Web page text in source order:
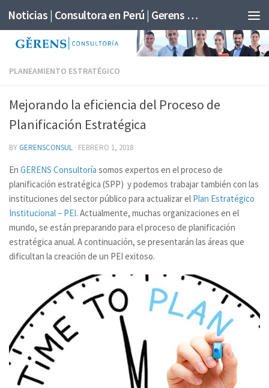
Noticias | Consultora en Perú | Gerens Consultoría
PLANEAMIENTO ESTRATÉGICO
Mejorando la eficiencia del Proceso de
Planificación Estratégica
BY GERENSCONSUL · FEBRERO 1, 2018
En GERENS Consultoría somos expertos en el proceso de
planificación estratégica (SPP) y podemos trabajar también con las
instituciones del sector público para actualizar el Plan Estratégico
Institucional – PEI. Actualmente, muchas organizaciones en el
mundo, se están preparando para el proceso de planificación
estratégica anual. A continuación, se presentarán las áreas que
dificultan la creación de un PEI exitoso.